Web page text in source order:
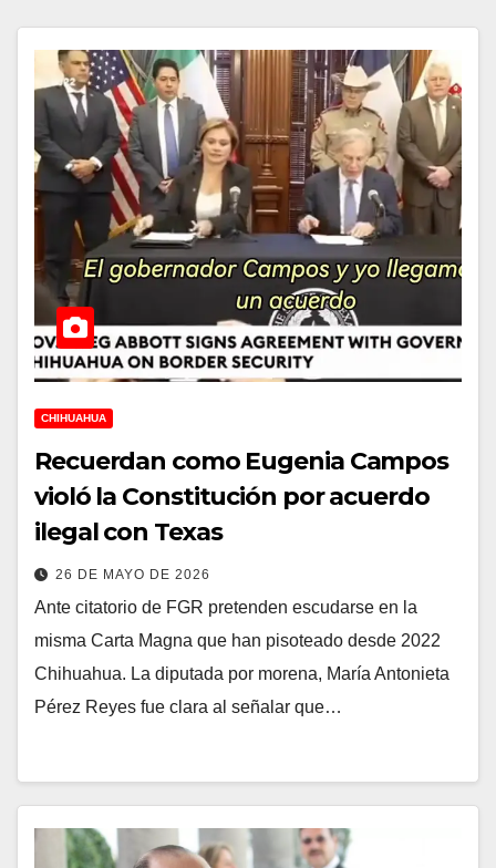
CHIHUAHUA
Recuerdan como Eugenia Campos
violó la Constitución por acuerdo
ilegal con Texas
26 DE MAYO DE 2026
Ante citatorio de FGR pretenden escudarse en la
misma Carta Magna que han pisoteado desde 2022
Chihuahua. La diputada por morena, María Antonieta
Pérez Reyes fue clara al señalar que…